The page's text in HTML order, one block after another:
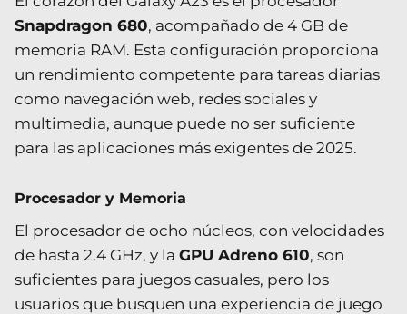
Snapdragon 680, acompañado de 4 GB de
memoria RAM. Esta configuración proporciona
un rendimiento competente para tareas diarias
como navegación web, redes sociales y
multimedia, aunque puede no ser suficiente
para las aplicaciones más exigentes de 2025.
Procesador y Memoria
El procesador de ocho núcleos, con velocidades
de hasta 2.4 GHz, y la GPU Adreno 610, son
suficientes para juegos casuales, pero los
usuarios que busquen una experiencia de juego